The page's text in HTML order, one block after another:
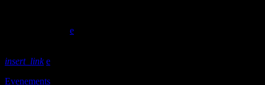
insert_link
Evenements